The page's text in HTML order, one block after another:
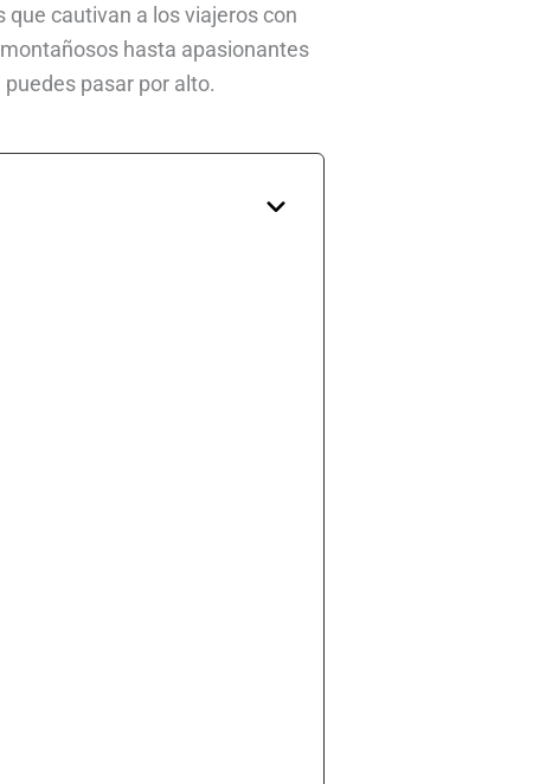
cautivan a los viajeros con
hasta apasionantes
pasar por alto.